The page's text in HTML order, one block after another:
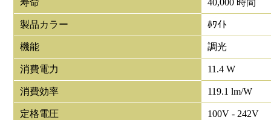
寿命 40,000 時間
製品カラー ﾎﾜｲﾄ
機能 調光
消費電力 11.4 W
消費効率 119.1 lm/W
定格電圧 100V - 242V